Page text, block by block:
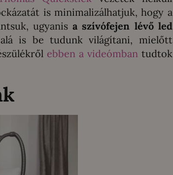
is minimalizálhatjuk, hogy a
ugyanisa szívófejen lévő led
is be tudunk világítani, mielőtt
ebben a videómban tudtok